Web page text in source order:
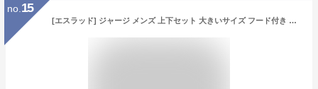
no. 15
[エスラッド] ジャージ メンズ 上下セット 大きいサイズ フード付き トレーニング スポーツ ESM152 ホワイト×ブラック 3XOサイズ